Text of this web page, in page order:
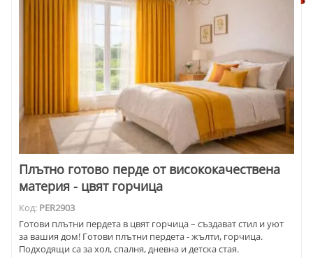
Плътно готово перде от висококачествена
материя - цвят горчица
Код: PER2903
Готови плътни пердета в цвят горчица – създават стил и уют
за вашия дом! Готови плътни пердета - жълти, горчица.
Подходящи са за хол, спалня, дневна и детска стая.